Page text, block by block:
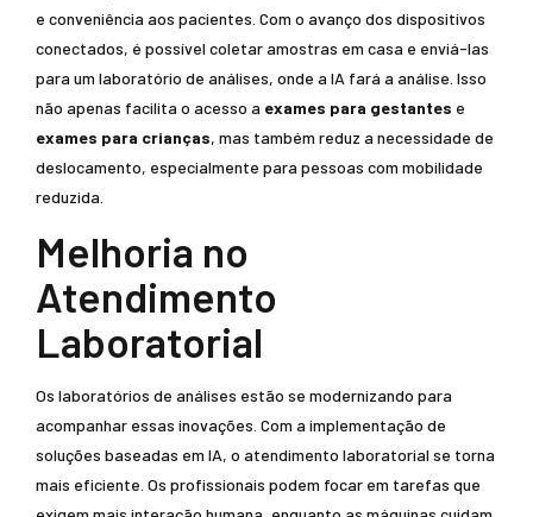
e conveniência aos pacientes. Com o avanço dos dispositivos
conectados, é possível coletar amostras em casa e enviá-las
para um laboratório de análises, onde a IA fará a análise. Isso
não apenas facilita o acesso a exames para gestantes e
exames para crianças, mas também reduz a necessidade de
deslocamento, especialmente para pessoas com mobilidade
reduzida.
Melhoria no
Atendimento
Laboratorial
Os laboratórios de análises estão se modernizando para
acompanhar essas inovações. Com a implementação de
soluções baseadas em IA, o atendimento laboratorial se torna
mais eficiente. Os profissionais podem focar em tarefas que